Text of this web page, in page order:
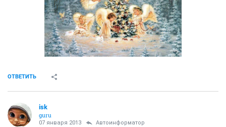
ОТВЕТИТЬ
isk
guru
07 января 2013 Автоинформатор